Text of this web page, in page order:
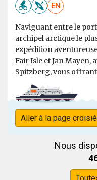
EN
Naviguant entre le
archipel arctique le
expédition
Fair Isle et Jan Mayen,
Spitzberg, vous offrant
Aller à la page
Nous